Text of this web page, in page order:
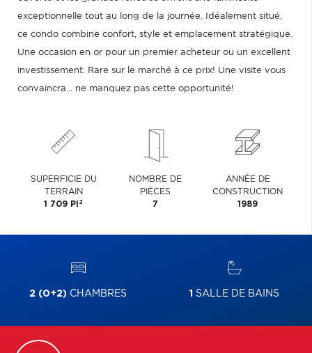
exceptionnelle tout au long de la journée. Idéalement situé,
ce condo combine confort, style et emplacement stratégique.
Une occasion en or pour un premier acheteur ou un excellent
investissement. Rare sur le marché à ce prix! Une visite vous
convaincra... ne manquez pas cette opportunité!
SUPERFICIE DU
TERRAIN
1 709 PI 2
NOMBRE DE
PIÈCES
7
ANNÉE DE
CONSTRUCTION
1989
2 (0+2) CHAMBRES 1 SALLE DE BAINS